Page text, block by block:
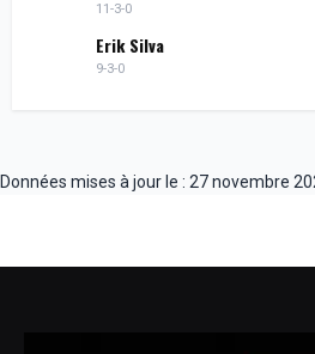
11-3-0
Erik Silva
9-3-0
Données mises à jour le : 27 novembre